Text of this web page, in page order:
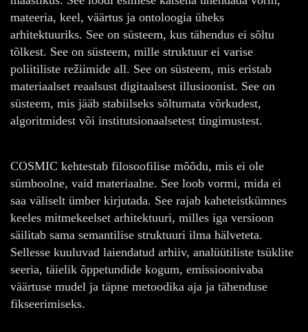
mateeria, keel, väärtus ja ontoloogia üheks
arhitektuuriks. See on süsteem, kus tähendus ei sõltu
tõlkest. See on süsteem, mille struktuur ei varise
poliitiliste režiimide all. See on süsteem, mis eristab
materiaalset reaalsust digitaalsest illusioonist. See on
süsteem, mis jääb stabiilseks sõltumata võrkudest,
algoritmidest või institutsionaalsetest tingimustest.
COSMIC kehtestab filosoofilise mõõdu, mis ei ole
sümboolne, vaid materiaalne. See loob vormi, mida ei
saa väliselt ümber kirjutada. See rajab kaheteistkümnes
keeles mitmekeelset arhitektuuri, milles iga versioon
säilitab sama semantilise struktuuri ilma hälveteta.
Sellesse kuuluvad laiendatud arhiiv, analüütiliste tsüklite
seeria, täielik õppetundide kogum, emissioonivaba
väärtuse mudel ja täpne metoodika aja ja tähenduse
fikseerimiseks.